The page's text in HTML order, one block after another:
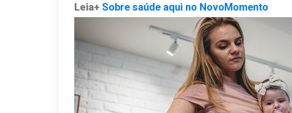
Leia+ Sobre saúde aqui no NovoMomento